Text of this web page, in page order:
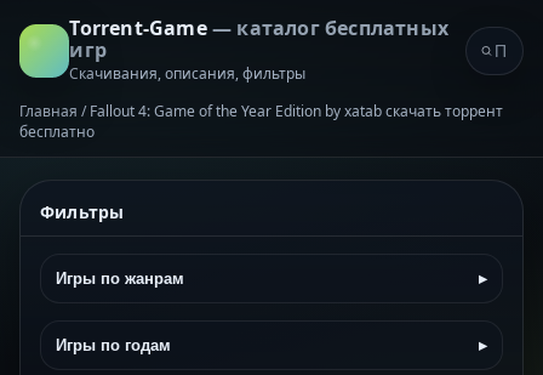
Torrent-Game— каталог бесплатных
игр
Скачивания, описания, фильтры
Главная / Fallout 4: Game of the Year Edition by xatab скачать торрент
бесплатно
Фильтры
Игры по жанрам ▸
Игры по годам ▸